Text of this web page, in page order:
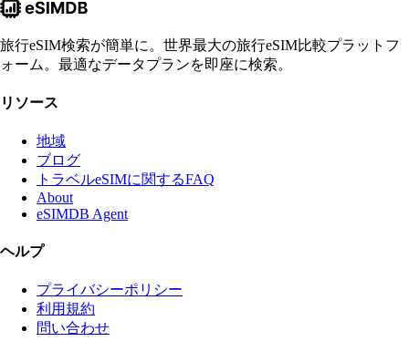
旅行eSIM検索が簡単に。世界最大の旅行eSIM比較プラットフ
ォーム。最適なデータプランを即座に検索。
リソース
地域
ブログ
トラベルeSIMに関するFAQ
About
eSIMDB Agent
ヘルプ
プライバシーポリシー
利用規約
問い合わせ